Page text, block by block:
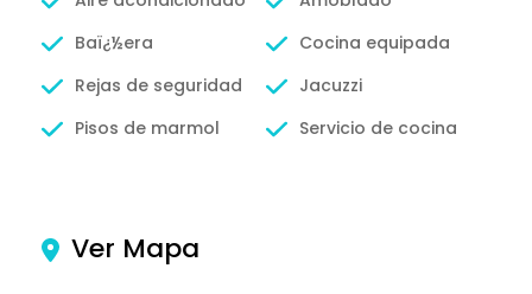
Baï¿½era
Cocina equipada
Rejas de seguridad
Jacuzzi
Pisos de marmol
Servicio de cocina
Ver Mapa